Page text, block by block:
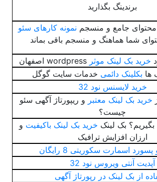
برندینگ بگذارید
محتوای جامع و منسجم نمونه کارهای سئو
شما هماهنگ و منسجم باقی بماند
خرید بک لینک موثر
ها بکلینک دائمی خدمات سایت گوگل
خرید لایسنس نود 32
خرید بک لینک معتبر و ریپورتاژ آگهی سئو
چیست؟
بک لینک خرید بک لینک باکیفیت و
ارزان افزایش ترافیک
اسمارت سکوریتی 8 رایگان
آپدیت آنتی ویروس نود 32
از بک لینک در رپورتاژ آگهی